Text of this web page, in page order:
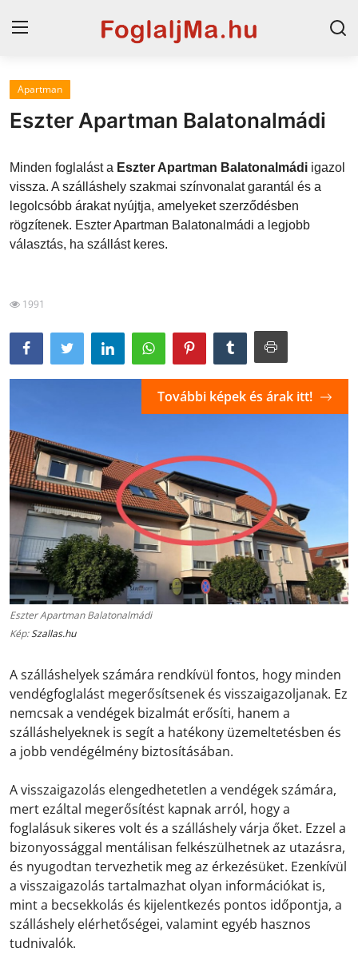
Horvát tengerpart
Magyarország
Horvátország
Szállások a Balatonon
Szállások Hajdúszoboszlón
Apartman
Eszter Apartman Balatonalmádi
Minden foglalást a Eszter Apartman Balatonalmádi igazol
vissza. A szálláshely szakmai színvonalat garantál és a
legolcsóbb árakat nyújtja, amelyeket szerződésben
rögzítenek. Eszter Apartman Balatonalmádi a legjobb
választás, ha szállást keres.
1991
Eszter Apartman Balatonalmádi
Kép:Szallas.hu
További képek és árak itt!
A szálláshelyek számára rendkívül fontos, hogy minden
vendégfoglalást megerősítsenek és visszaigazoljanak. Ez
nemcsak a vendégek bizalmát erősíti, hanem a
szálláshelyeknek is segít a hatékony üzemeltetésben és
a jobb vendégélmény biztosításában.
A visszaigazolás elengedhetetlen a vendégek számára,
mert ezáltal megerősítést kapnak arról, hogy a
foglalásuk sikeres volt és a szálláshely várja őket. Ezzel a
bizonyossággal mentálisan felkészülhetnek az utazásra,
és nyugodtan tervezhetik meg az érkezésüket. Ezenkívül
a visszaigazolás tartalmazhat olyan információkat is,
mint a becsekkolás és kijelentkezés pontos időpontja, a
szálláshely elérhetőségei, valamint egyéb hasznos
tudnivalók.